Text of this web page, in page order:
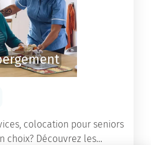
colocation pour seniors
les